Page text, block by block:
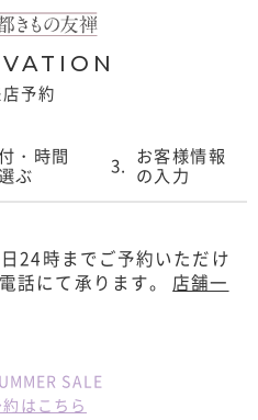
予約
・時間
ぶ 3. お客様情報
の入力
24時までご予約いただけ
話にて承ります。 店舗一
SALE
はこちら